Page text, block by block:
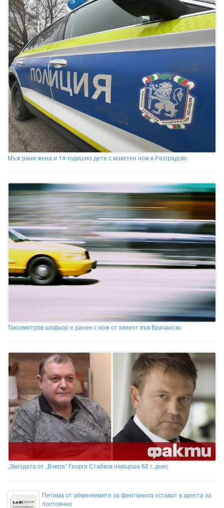
Мъж рани жена и 14-годишно дете с макетен нож в Разградско
Таксиметров шофьор е ранен с нож от клиент във Врачанско
„Звездата от „Вчера“ Георги Стайков навърша 62 г. днес
Петима от обвиняемите за фентанила остават в ареста за
постоянно